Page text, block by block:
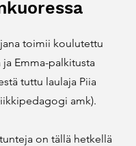
toimii koulutettu
Emma-palkitusta
tuttu laulaja Piia
amk).
on tällä hetkellä